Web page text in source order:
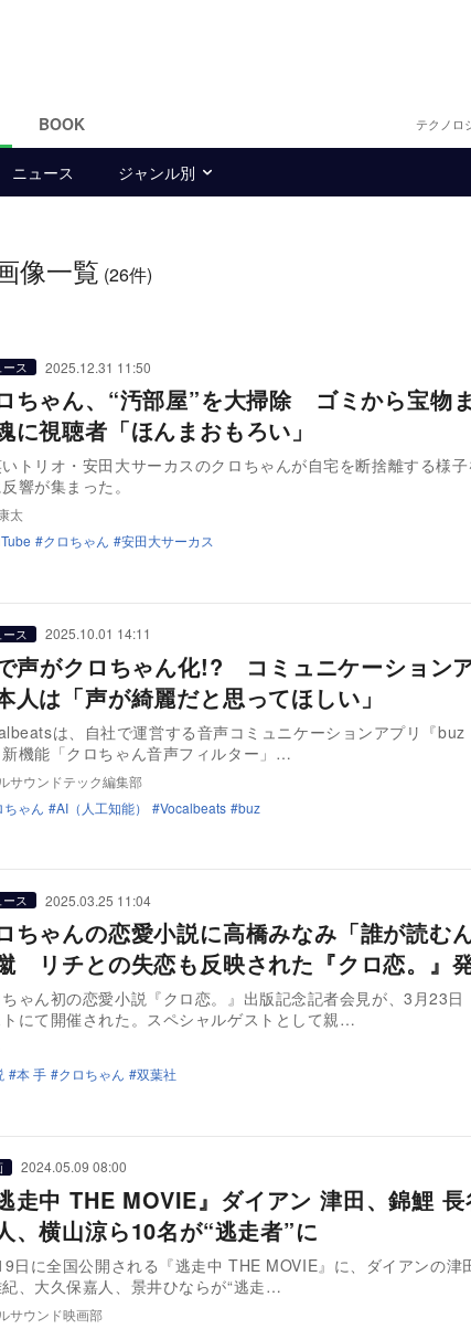
BOOK テクノロ
ニュース ジャンル別
像一覧 (26件)
ース 2025.12.31 11:50
ちゃん、“汚部屋”を大掃除 ゴミから宝物
に視聴者「ほんまおもろい」
トリオ・安田大サーカスのクロちゃんが自宅を断捨離する様
響が集まった。
太
クロちゃん 安田大サーカス
ース 2025.10.01 14:11
声がクロちゃん化!? コミュニケーション
人は「声が綺麗だと思ってほしい」
は、自社で運営する音声コミュニケーションアプリ『buz
機能「クロちゃん音声フィルター」…
サウンドテック編集部
ちゃん
AI（人工知能） Vocalbeats buz
ース 2025.03.25 11:04
ちゃんの恋愛小説に高橋みなみ「誰が読む
リチとの失恋も反映された『クロ恋。』
ゃん初の恋愛小説『クロ恋。』出版記念記者会見が、3月23日
トにて開催された。スペシャルゲストとして親…
本 手 クロちゃん 双葉社
2024.05.09 08:00
逃走中 THE MOVIE』ダイアン 津田、錦鯉
、横山涼ら10名が“逃走者”に
日に全国公開される『逃走中 THE MOVIE』に、ダイアンの津
紀、大久保嘉人、景井ひならが“逃走…
サウンド映画部